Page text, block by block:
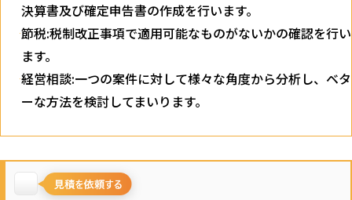
決算書及び確定申告書の作成を行います。
節税:税制改正事項で適用可能なものがないかの確認を行い
ます。
経営相談:一つの案件に対して様々な角度から分析し、ベタ
ーな方法を検討してまいります。